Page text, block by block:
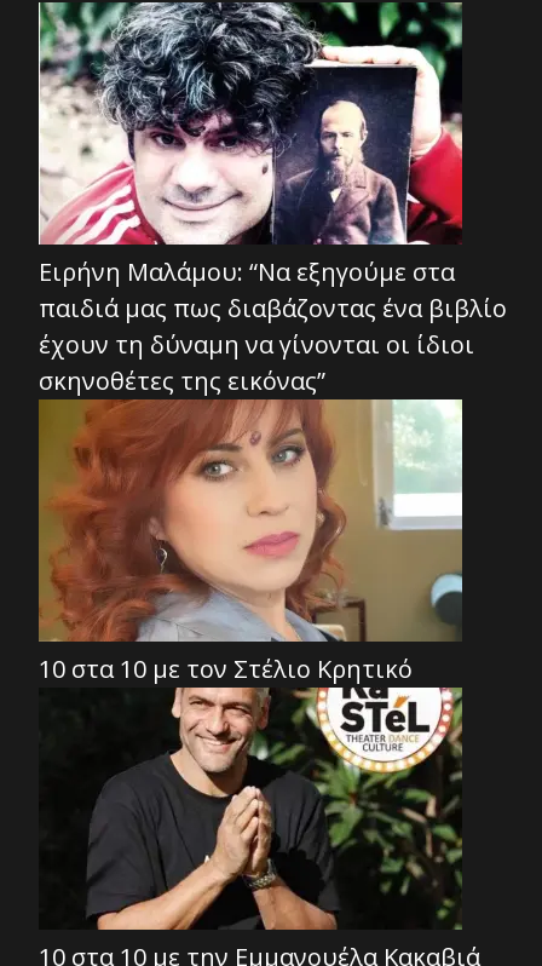
Ειρήνη Μαλάμου: “Να εξηγούμε στα
παιδιά μας πως διαβάζοντας ένα βιβλίο
έχουν τη δύναμη να γίνονται οι ίδιοι
σκηνοθέτες της εικόνας”
10 στα 10 με τον Στέλιο Κρητικό
10 στα 10 με την Εμμανουέλα Κακαβιά